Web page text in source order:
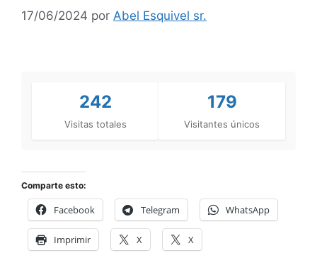
17/06/2024 por Abel Esquivel sr.
242
Visitas totales
179
Visitantes únicos
Comparte esto:
Facebook Telegram WhatsApp
Imprimir X X